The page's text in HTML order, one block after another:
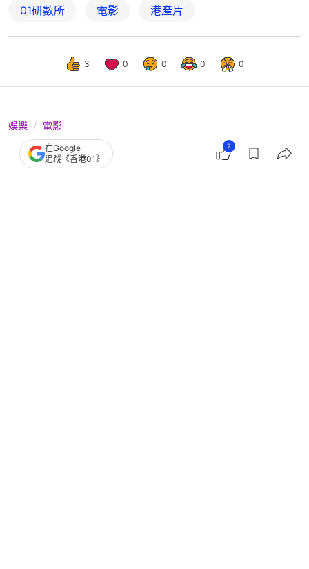
01研數所 電影 港產片
3 0 0 0 0
娛樂 電影
2025中國票房累積破500億靠《哪吒
2》足夠食糊 香港電影大跌眼鏡
在Google
追蹤《香港01》
7